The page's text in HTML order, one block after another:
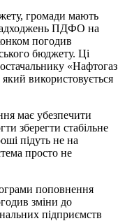
громади мають
ПДФО на
погодив
бюджету. Ці
«Нафтогаз
використовується
має убезпечити
зберегти стабільне
підуть не на
просто не
поповнення
зміни до
підприємств